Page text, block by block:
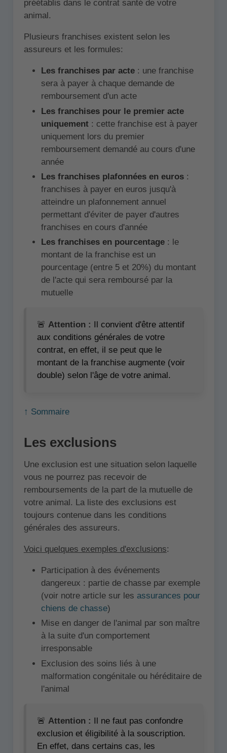
préétablis dans le contrat santé de votre
animal.
Plusieurs franchises existent selon les
assureurs et les formules:
Les franchises par acte : une franchise
sera à payer à chaque demande de
remboursement d'un acte
Les franchises pour le premier acte
uniquement : cette franchise est à payer
uniquement lors du premier
remboursement demandé au cours d'une
année
Les franchises plafonnées en euros :
franchises à payer en euros jusqu'à
atteindre un plafonnement annuel
permettant d'éviter de payer d'autres
franchises en cours d'année
Les franchises en pourcentage : le
montant de la franchise est un
pourcentage (entre 5 et 20%) du montant
de l'acte qui sera remboursé par la
mutuelle
🚨 Attention :
Il convient d'être attentif
aux conditions générales de votre
contrat, en effet, il se peut que le
montant de la franchise augmente (voir
double) selon l'âge de votre animal.
↑ Sommaire
Les exclusions
Une exclusion est une situation selon laquelle
vous ne pourrez pas recevoir de
remboursements de la part de la mutuelle de
votre animal. La liste des exclusions est
toujours contenue dans les conditions
générales des assureurs.
Voici quelques exemples d'exclusions:
Participation à des événements
dangereux : partie de chasse par exemple
(voir notre article sur les assurances pour
chiens de chasse)
Mise en danger de l'animal par son maître
à la suite d'un comportement
irresponsable
Exclusion des soins liés à une
malformation congénitale ou héréditaire de
l'animal
🚨 Attention : Il ne faut pas confondre
exclusion et éligibilité à la souscription.
En effet, dans certains cas, les